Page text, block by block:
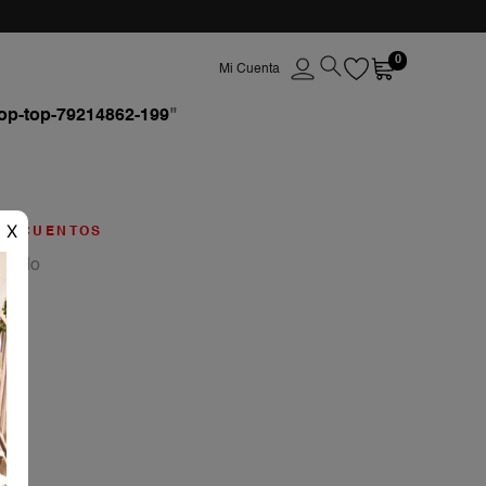
0
top-79214862-199"
X